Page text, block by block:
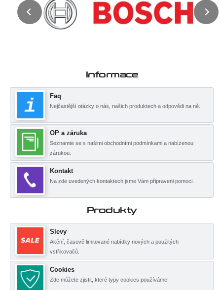
Informace
Faq
Nejčastější otázky o nás, našich produktech a odpovědi na ně.
OP a záruka
Seznamte se s našimi obchodními podmínkami a nabízenou
zárukou.
Kontakt
Na zde uvedených kontaktech jsme Vám připraveni pomoci.
Produkty
Slevy
Akční, časově limitované nabídky nových a použitých
vstřikovačů.
Cookies
Zde můžete zjistit, které typy cookies používáme.